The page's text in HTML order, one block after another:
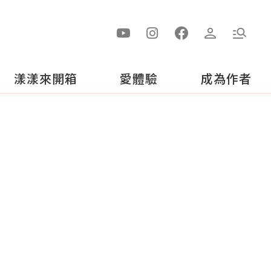
漾漾來開箱 愛體驗 成為作者